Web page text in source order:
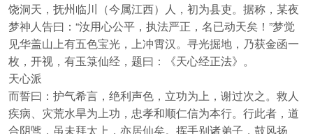
饶洞天，抚州临川（今属江西）人，初为县吏。据称，某夜
梦神人告曰：“汝用心公平，执法严正，名已动天矣！”梦觉
见华盖山上有五色宝光，上冲霄汉。寻光掘地，乃获金函一
枚，开视，有玉箓仙经，题曰：《天心经正法》。
天心派
而誓曰：护气希言，绝利声色，立功为上，谢过次之。救人
疾病、灾荒水旱为上功，忠孝和顺仁信为本行。行此者，道
合阴骘，虽未拜太上，亦居仙矣。挥手别诸弟子，鼓风扬